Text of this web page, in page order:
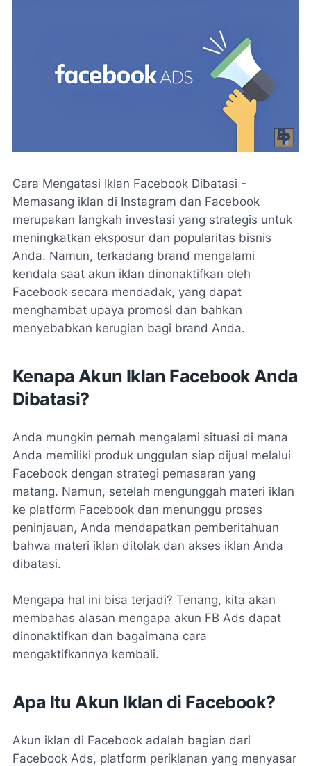
Cara Mengatasi Iklan Facebook Dibatasi -
Memasang iklan di Instagram dan Facebook
merupakan langkah investasi yang strategis untuk
meningkatkan eksposur dan popularitas bisnis
Anda. Namun, terkadang brand mengalami
kendala saat akun iklan dinonaktifkan oleh
Facebook secara mendadak, yang dapat
menghambat upaya promosi dan bahkan
menyebabkan kerugian bagi brand Anda.
Kenapa Akun Iklan Facebook Anda
Dibatasi?
Anda mungkin pernah mengalami situasi di mana
Anda memiliki produk unggulan siap dijual melalui
Facebook dengan strategi pemasaran yang
matang. Namun, setelah mengunggah materi iklan
ke platform Facebook dan menunggu proses
peninjauan, Anda mendapatkan pemberitahuan
bahwa materi iklan ditolak dan akses iklan Anda
dibatasi.
Mengapa hal ini bisa terjadi? Tenang, kita akan
membahas alasan mengapa akun FB Ads dapat
dinonaktifkan dan bagaimana cara
mengaktifkannya kembali.
Apa Itu Akun Iklan di Facebook?
Akun iklan di Facebook adalah bagian dari
Facebook Ads, platform periklanan yang menyasar